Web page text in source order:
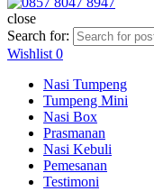
close
Search for:
Wishlist 0
Nasi Tumpeng
Tumpeng Mini
Nasi Box
Prasmanan
Nasi Kebuli
Pemesanan
Testimoni